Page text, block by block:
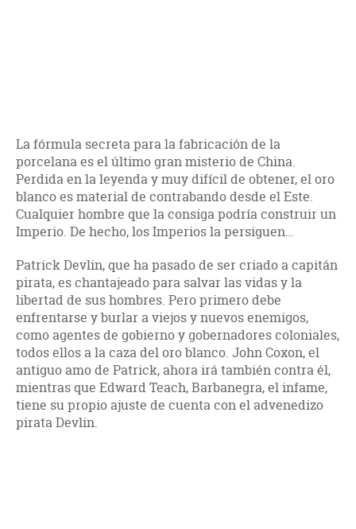
La fórmula secreta para la fabricación de la
porcelana es el último gran misterio de China.
Perdida en la leyenda y muy difícil de obtener, el oro
blanco es material de contrabando desde el Este.
Cualquier hombre que la consiga podría construir un
Imperio. De hecho, los Imperios la persiguen…
Patrick Devlin, que ha pasado de ser criado a capitán
pirata, es chantajeado para salvar las vidas y la
libertad de sus hombres. Pero primero debe
enfrentarse y burlar a viejos y nuevos enemigos,
como agentes de gobierno y gobernadores coloniales,
todos ellos a la caza del oro blanco. John Coxon, el
antiguo amo de Patrick, ahora irá también contra él,
mientras que Edward Teach, Barbanegra, el infame,
tiene su propio ajuste de cuenta con el advenedizo
pirata Devlin.